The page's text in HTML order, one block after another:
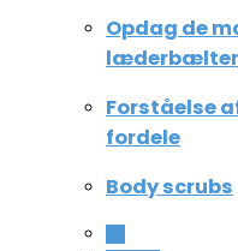
Opdag de
læderbælter
Forståelse
fordele
Body scrubs